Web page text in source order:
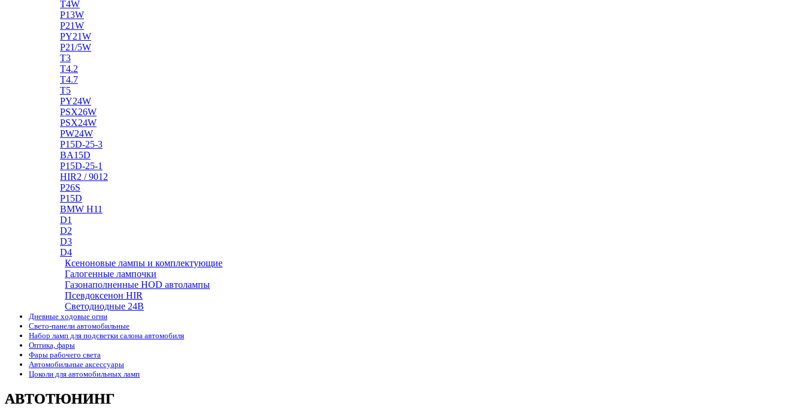
T4W
P13W
P21W
PY21W
P21/5W
T3
T4.2
T4.7
T5
PY24W
PSX26W
PSX24W
PW24W
P15D-25-3
BA15D
P15D-25-1
HIR2 / 9012
P26S
P15D
BMW H11
D1
D2
D3
D4
Ксеноновые лампы и комплектующие
Галогенные лампочки
Газонаполненные HOD автолампы
Псевдоксенон HIR
Cветодиодные 24B
Дневные ходовые огни
Свето-панели автомобильные
Набор ламп для подсветки салона автомобиля
Оптика, фары
Фары рабочего света
Автомобильные аксессуары
Цоколи для автомобильных ламп
АВТОТЮНИНГ